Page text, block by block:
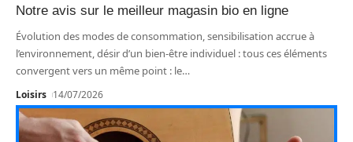
Notre avis sur le meilleur magasin bio en ligne
Évolution des modes de consommation, sensibilisation accrue à
l’environnement, désir d’un bien-être individuel : tous ces éléments
convergent vers un même point : le…
Loisirs 14/07/2026